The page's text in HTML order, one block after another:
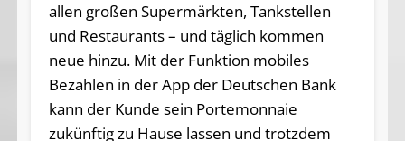
allen großen Supermärkten, Tankstellen
und Restaurants – und täglich kommen
neue hinzu. Mit der Funktion mobiles
Bezahlen in der App der Deutschen Bank
kann der Kunde sein Portemonnaie
zukünftig zu Hause lassen und trotzdem